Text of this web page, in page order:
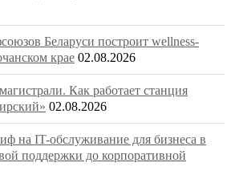
Беларуси построит wellness-
крае 02.08.2026
Как работает станция
02.08.2026
на IT-обслуживание для бизнеса в
поддержки до корпоративной